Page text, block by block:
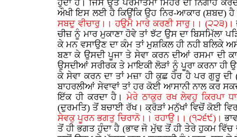
ਹੁੰਦਾ ਹੈ। ਜਿਸ ਉਤੇ ਪਰਮਾਤਮਾ ਮਿਹਰ ਦੀ ਨਿਗਾਹ
ਔਖੀ ਇਸ ਲਈ ਹੈ ਕਿਉਂਕਿ ਉਹ ਨਿਰ-ਆਕਾਰ (ਸ਼ਬਦ) ਹੈ
ਸਬਦੁ ਵੀਚਾਰੁ।। ਹਉਮੈ ਮਾਰੇ ਕਰਣੀ ਸਾਰੁ।। (੨੨੩)।
ਚੀਜ਼ ਨੂੰ ਮਾਰ ਮੁਕਾਣਾ ਹੋਵੇ ਤਾਂ ਝੱਟ ਉਸ ਦਾ ਬਿਸਮਿੱਲਾ
ਕੇ ਮਨ ਵਸਾਉਣ ਦਾ ਕੰਮ ਤਾਂ ਮੁਸ਼ਕਿਲ ਹੀ ਨਹੀ ਬਲਿਕੇ
ਬਣਾ ਕੇ ਉਸਦੀ ਪੂਜਾ ਤੇ ਸੇਵਾ ਕਰਨ ਦੀਆਂ ਰਸਮਾ ਦੀ
ਉਸਦੀਆਂ ਸਰੀਰਕ ਤੇ ਮਾਇਕੀ ਲੋੜਾਂ ਨੂੰ ਪੂਰਾ ਕਰਨਾ ਹੀ
ਕੇ ਸੇਵਾ ਕਰਨ ਦਾ ਤਾਂ ਮਜ਼ਾ ਹੀ ਕੁਛ ਹੋਰ ਹੈ ਪਰ ਗੁਰੂ
ਬਾਹਰਲੀਆਂ ਸੇਵਾਵਾਂ ਤਾਂ ਹਰ ਕੋਈ ਆਸਾਨੀ ਨਾਲ ਕਰ
ਇੱਕ ਹੀ ਕਰਦਾ ਹੈ।ਮੇਰੇ ਠਾਕੁਰ ਰਖ ਲੇਵਹੁ ਕਿਰਪਾ
(ਦੁਰਮਤਿ) ਤੋਂ ਬਚਾਈ ਰੱਖ। ਕ੍ਰੋੜਾਂ ਮਨੁੱਖਾਂ ਵਿਚੋਂ ਕੋਈ
ਸੇਵਕੁ ਪੂਰਨ ਭਗਤੁ ਚਿਰਾਨੋ।। ਰਹਾਉ।। (੧੨੬੯)।
ਤੋਂ ਹੀ ਭਗਤ ਹੁੰਦਾ ਹੈ (ਭਾਵ ਜੋ ਮੁੱਢ ਤੋਂ ਹੀ ਤੇਰੇ ਹੁਕਮ